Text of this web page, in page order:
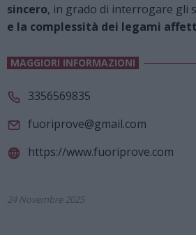
sincero, in grado di interrogare gli
e la complessità dei legami
MAGGIORI INFORMAZIONI
3356569835
fuoriprove@gmail.com
https://www.fuoriprove.com
24 Novembre 2025